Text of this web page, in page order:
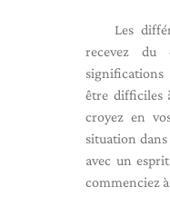
Les
recevez du
être difficiles
croyez en
situation
avec un
commenciez